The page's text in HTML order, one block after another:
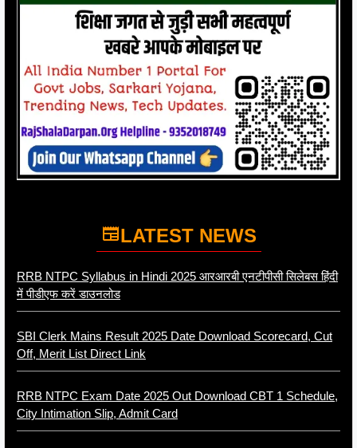
LATEST NEWS
RRB NTPC Syllabus in Hindi 2025 आरआरबी एनटीपीसी सिलेबस हिंदी
में पीडीएफ करें डाउनलोड
SBI Clerk Mains Result 2025 Date Download Scorecard, Cut
Off, Merit List Direct Link
RRB NTPC Exam Date 2025 Out Download CBT 1 Schedule,
City Intimation Slip, Admit Card